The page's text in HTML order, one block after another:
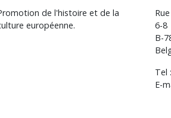
de l'histoire et de la
européenne.
6-8
B-
Tel
E-